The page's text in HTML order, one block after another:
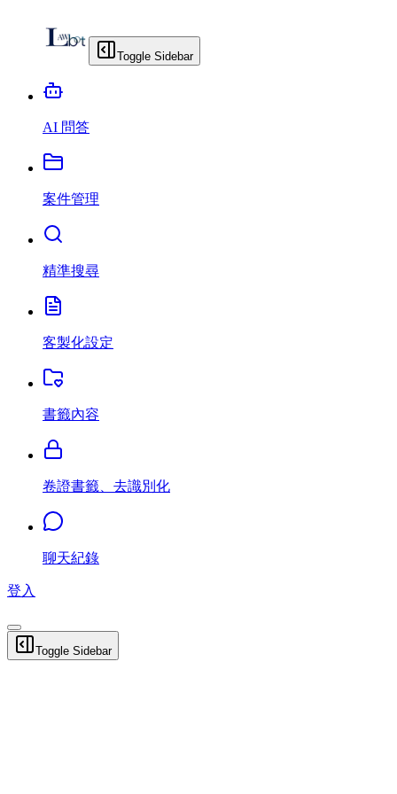
Toggle Sidebar
AI 問答
案件管理
精準搜尋
客製化設定
書籤內容
卷證書籤、去識別化
聊天紀錄
登入
Toggle Sidebar